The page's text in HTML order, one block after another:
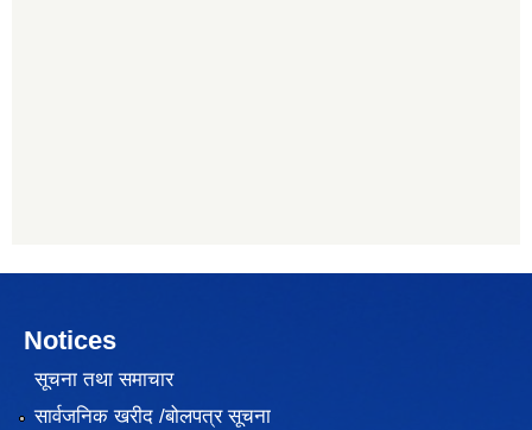
Notices
सूचना तथा समाचार
सार्वजनिक खरीद /बोलपत्र सूचना